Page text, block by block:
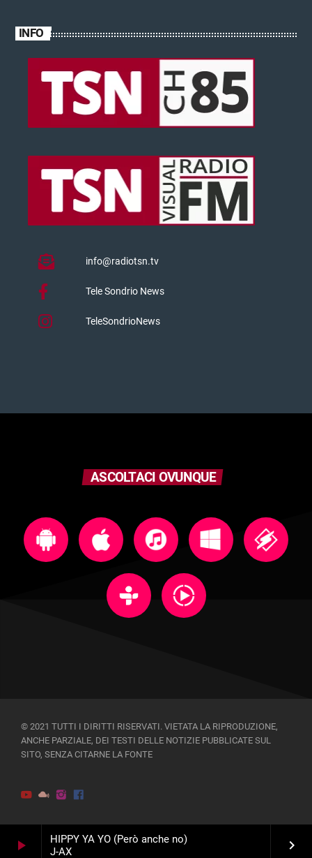
play_arrow
HIPPY YA YO (Però anche no)
J-AX
keyboard_arrow_right
INFO
info@radiotsn.tv
Tele Sondrio News
TeleSondrioNews
ASCOLTACI OVUNQUE
© 2021 TUTTI I DIRITTI RISERVATI. VIETATA LA RIPRODUZIONE,
ANCHE PARZIALE, DEI TESTI DELLE NOTIZIE PUBBLICATE SUL
SITO, SENZA CITARNE LA FONTE